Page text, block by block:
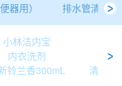
器用） 排水管清洁
小林洁内宝
内衣洗剂
铃兰香300mL
内
清新铃